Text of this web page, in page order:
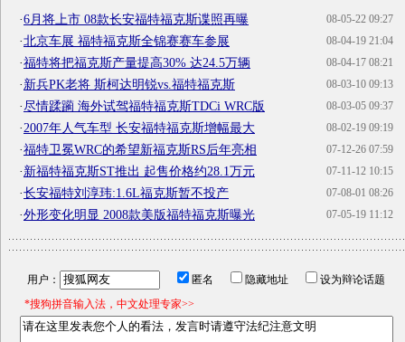
08-05-22 09:27
·6月将上市 08款长安福特福克斯谍照再曝
08-04-19 21:04
·北京车展 福特福克斯全锦赛赛车参展
08-04-17 08:21
·福特将把福克斯产量提高30% 达24.5万辆
08-03-10 09:13
·新兵PK老将 斯柯达明锐vs.福特福克斯
08-03-05 09:37
·尽情蹂躏 海外试驾福特福克斯TDCi WRC版
08-02-19 09:19
·2007年人气车型 长安福特福克斯增幅最大
07-12-26 07:59
·福特卫冕WRC的希望新福克斯RS后年亮相
07-11-12 10:15
·新福特福克斯ST推出 起售价格约28.1万元
07-08-01 08:26
·长安福特刘淳玮:1.6L福克斯暂不投产
07-05-19 11:12
·外形变化明显 2008款美版福特福克斯曝光
用户： 匿名 隐藏地址
设为辩论话题
*搜狗拼音输入法，中文处理专家>>